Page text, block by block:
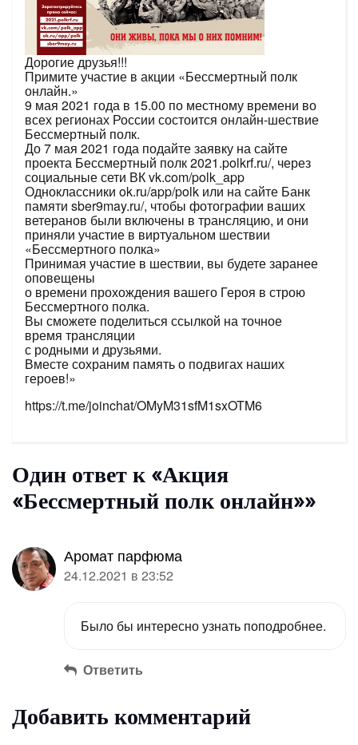
Дорогие друзья!!!
Примите участие в акции «Бессмертный полк
онлайн.»
9 мая 2021 года в 15.00 по местному времени во
всех регионах России состоится онлайн-шествие
Бессмертный полк.
До 7 мая 2021 года подайте заявку на сайте
проекта Бессмертный полк 2021.polkrf.ru/, через
социальные сети ВК vk.com/polk_app
Одноклассники ok.ru/app/polk или на сайте Банк
памяти sber9may.ru/, чтобы фотографии ваших
ветеранов были включены в трансляцию, и они
приняли участие в виртуальном шествии
«Бессмертного полка»
Принимая участие в шествии, вы будете заранее
оповещены
о времени прохождения вашего Героя в строю
Бессмертного полка.
Вы сможете поделиться ссылкой на точное
время трансляции
с родными и друзьями.
Вместе сохраним память о подвигах наших
героев!»
https://t.me/joinchat/OMyM31sfM1sxOTM6
Один ответ к «Акция
«Бессмертный полк онлайн»»
Аромат парфюма
24.12.2021 в 23:52
Было бы интересно узнать поподробнее.
Ответить
Добавить комментарий